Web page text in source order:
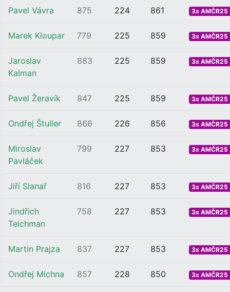
Pavel Vávra 875 224 861 3x AMČR25
Marek Kloupar 779 225 859 3x AMČR25
Jaroslav
Kalman
883 225 859 3x AMČR25
Pavel Žeravík 847 225 859 3x AMČR25
Ondřej Štuller 866 226 856 3x AMČR25
Miroslav
Pavláček
799 227 853 3x AMČR25
Jiří Slanař 816 227 853 3x AMČR25
Jindřich
Teichman
758 227 853 3x AMČR25
Martin Prajza 837 227 853 3x AMČR25
Ondřej Michna 857 228 850 3x AMČR25